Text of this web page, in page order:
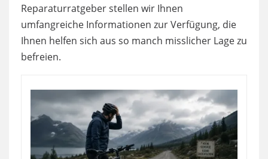
Reparaturratgeber stellen wir Ihnen
umfangreiche Informationen zur Verfügung, die
Ihnen helfen sich aus so manch misslicher Lage zu
befreien.